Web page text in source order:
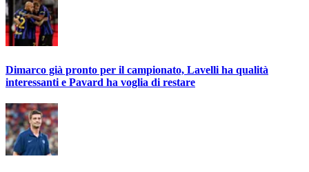
Dimarco già pronto per il campionato, Lavelli ha qualità
interessanti e Pavard ha voglia di restare